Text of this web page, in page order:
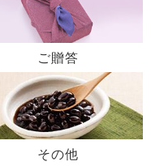
ご贈答
その他